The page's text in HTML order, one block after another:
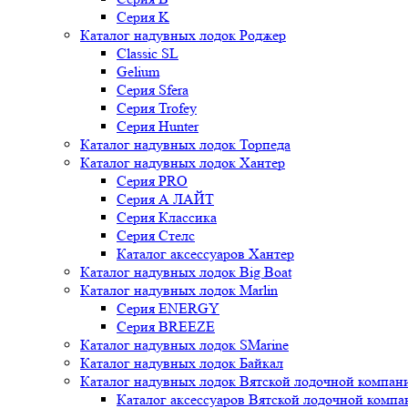
Серия K
Каталог надувных лодок Роджер
Classic SL
Gelium
Серия Sfera
Серия Trofey
Серия Hunter
Каталог надувных лодок Торпеда
Каталог надувных лодок Хантер
Серия PRO
Серия А ЛАЙТ
Серия Классика
Серия Стелс
Каталог аксессуаров Хантер
Каталог надувных лодок Big Boat
Каталог надувных лодок Marlin
Серия ENERGY
Серия BREEZE
Каталог надувных лодок SMarine
Каталог надувных лодок Байкал
Каталог надувных лодок Вятской лодочной
Каталог аксессуаров Вятской лодочной